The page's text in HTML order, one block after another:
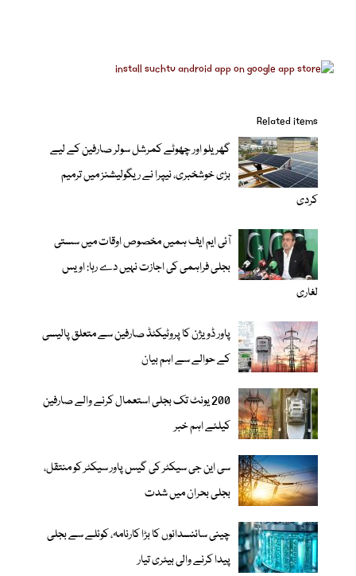
Related items
گھریلو اور چھوٹے کمرشل سولر صارفین کے لیے
بڑی خوشخبری، نیپرا نے ریگولیشنز میں ترمیم
کردی
آئی ایم ایف ہمیں مخصوص اوقات میں سستی
بجلی فراہمی کی اجازت نہیں دے رہا: اویس
لغاری
پاور ڈویژن کا پروٹیکٹڈ صارفین سے متعلق پالیسی
کے حوالے سے اہم بیان
200 یونٹ تک بجلی استعمال کرنے والے صارفین
کیلئے اہم خبر
سی این جی سیکٹر کی گیس پاور سیکٹر کو منتقل،
بجلی بحران میں شدت
چینی سائنسدانوں کا بڑا کارنامہ، کوئلے سے بجلی
پیدا کرنے والی بیٹری تیار